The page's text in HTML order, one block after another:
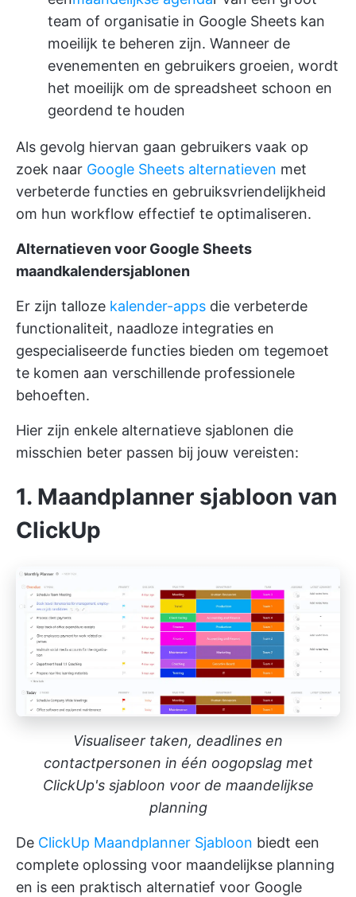
team of organisatie in Google Sheets kan
moeilijk te beheren zijn. Wanneer de
evenementen en gebruikers groeien, wordt
het moeilijk om de spreadsheet schoon en
geordend te houden
Als gevolg hiervan gaan gebruikers vaak op
zoek naar Google Sheets alternatieven met
verbeterde functies en gebruiksvriendelijkheid
om hun workflow effectief te optimaliseren.
Alternatieven voor Google Sheets
maandkalendersjablonen
Er zijn talloze kalender-apps die verbeterde
functionaliteit, naadloze integraties en
gespecialiseerde functies bieden om tegemoet
te komen aan verschillende professionele
behoeften.
Hier zijn enkele alternatieve sjablonen die
misschien beter passen bij jouw vereisten:
1. Maandplanner sjabloon van
ClickUp
Visualiseer taken, deadlines en
contactpersonen in één oogopslag met
ClickUp's sjabloon voor de maandelijkse
planning
De ClickUp Maandplanner Sjabloon biedt een
complete oplossing voor maandelijkse planning
en is een praktisch alternatief voor Google